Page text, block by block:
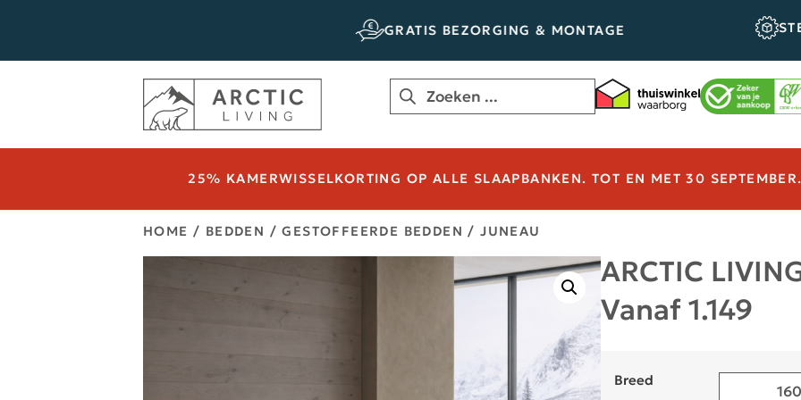
GRATIS BEZORGING & MONTAGE STEL ZELF
25% KAMERWISSELKORTING OP ALLE SLAAPBANKEN. TOT EN MET 30 SEPTEMBER.
HOME / BEDDEN /GESTOFFEERDE BEDDEN / JUNEAU
ARCTIC
Vanaf 1.149
Breed